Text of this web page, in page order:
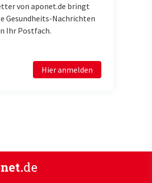
von aponet.de bringt
Gesundheits-Nachrichten
Ihr Postfach.
Hier anmelden